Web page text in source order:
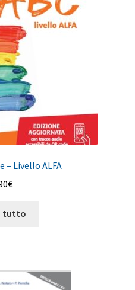
– Livello ALFA
€
tutto